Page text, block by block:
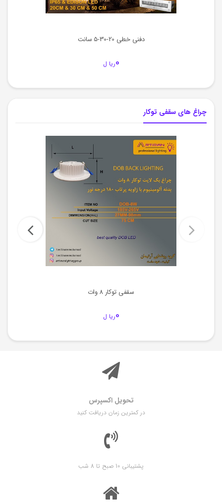
دفنی خطی 20-30-5 سانت
0ریا ل
چراغ های سقفی توکار
سقفی توکار 8 وات
0ریا ل
تحویل اکسپرس
در کمترین زمان دریافت کنید
پشتیبانی 10 صبح تا 8 شب